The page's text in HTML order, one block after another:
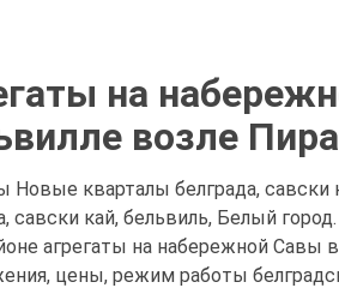
на
возле
Новые кварталы белграда,
савски кай, бельвиль, Белый
агрегаты на набережной Савы
цены, режим работы